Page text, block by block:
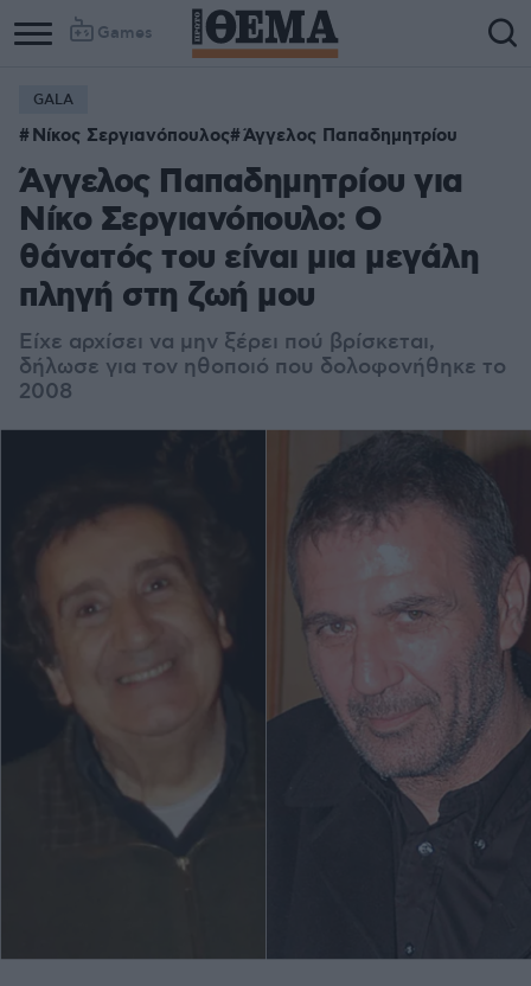
Games
Column
1
Column
2
GALA
Νίκος Σεργιανόπουλος Άγγελος Παπαδημητρίου
Άγγελος Παπαδημητρίου για
Νίκο Σεργιανόπουλο: Ο
θάνατός του είναι μια μεγάλη
πληγή στη ζωή μου
Είχε αρχίσει να μην ξέρει πού βρίσκεται,
δήλωσε για τον ηθοποιό που δολοφονήθηκε το
2008